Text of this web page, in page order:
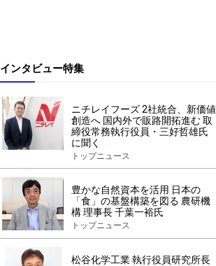
インタビュー特集
ニチレイフーズ 2社統合、新価値
創造へ 国内外で販路開拓進む 取
締役常務執行役員・三好哲雄氏
に聞く
トップニュース
豊かな自然資本を活用 日本の
「食」の基盤構築を図る 農研機
構 理事長 千葉一裕氏
トップニュース
松谷化学工業 執行役員研究所長